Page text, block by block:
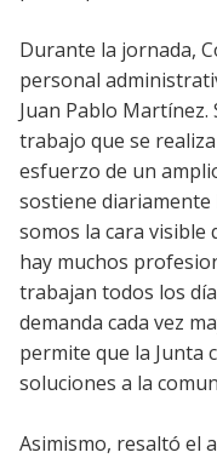
Durante la jornada,
personal
Juan Pablo
trabajo que se
esfuerzo de un
sostiene diariamente
somos la cara
hay muchos
trabajan todos los
demanda cada vez
permite que la Junta
soluciones a la
Asimismo, resaltó el